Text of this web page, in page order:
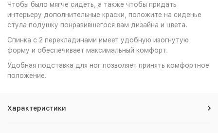
Чтобы было мягче сидеть, а также чтобы придать
интерьеру дополнительные краски, положите на сиденье
стула подушку понравившегося вам дизайна и цвета.
Спинка с 2 перекладинами имеет удобную изогнутую
форму и обеспечивает максимальный комфорт.
Удобная подставка для ног позволяет принять комфортное
положение.
Характеристики